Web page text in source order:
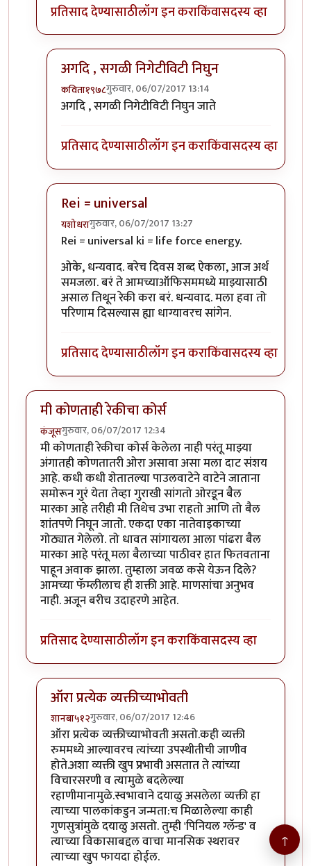
प्रतिसाद देण्यासाठीलॉग इन कराकिंवासदस्य व्हा
अगदि , सगळी निगेटीविटी निघुन
कविता१९७८गुरुवार, 06/07/2017 13:14
In reply toRei = universalbyशानबा५१२
अगदि , सगळी निगेटीविटी निघुन जाते
प्रतिसाद देण्यासाठीलॉग इन कराकिंवासदस्य व्हा
Rei = universal
यशोधरागुरुवार, 06/07/2017 13:27
In reply toRei = universalbyशानबा५१२
Rei = universal ki = life force energy.
ओके, धन्यवाद. बरेच दिवस शब्द ऐकला, आज अर्थ
समजला. बरं ते आमच्याऑफिसममध्ये माझ्यासाठी
असाल तिथून रेकी करा बरं. धन्यवाद. मला हवा तो
परिणाम दिसल्यास ह्या धाग्यावरच सांगेन.
प्रतिसाद देण्यासाठीलॉग इन कराकिंवासदस्य व्हा
मी कोणताही रेकीचा कोर्स
कंजूसगुरुवार, 06/07/2017 12:34
मी कोणताही रेकीचा कोर्स केलेला नाही परंतू माझ्या
अंगातही कोणतातरी ओरा असावा असा मला दाट संशय
आहे. कधी कधी शेतातल्या पाउलवाटेने वाटेने जाताना
समोरून गुरं येता तेव्हा गुराखी सांगतो ओरडून बैल
मारका आहे तरीही मी तिथेच उभा राहतो आणि तो बैल
शांतपणे निघून जातो. एकदा एका नातेवाइकाच्या
गोठ्यात गेलेलो. तो धावत सांगायला आला पांढरा बैल
मारका आहे परंतू मला बैलाच्या पाठीवर हात फितवताना
पाहून अवाक झाला. तुम्हाला जवळ कसे येऊन दिले?
आमच्या फॅम्लीलाच ही शक्ती आहे. माणसांचा अनुभव
नाही. अजून बरीच उदाहरणे आहेत.
प्रतिसाद देण्यासाठीलॉग इन कराकिंवासदस्य व्हा
ऑरा प्रत्येक व्यक्तीच्याभोवती
शानबा५१२गुरुवार, 06/07/2017 12:46
In reply toमी कोणताही रेकीचा कोर्सbyकंजूस
ऑरा प्रत्येक व्यक्तीच्याभोवती असतो.कही व्यक्ती
रुममध्ये आल्यावरच त्यांच्या उपस्थीतीची जाणीव
होते.अशा व्यक्ती खुप प्रभावी असतात ते त्यांच्या
विचारसरणी व त्यामुळे बदलेल्या
रहाणीमानामुळे.स्वभावाने दयाळु असलेला व्यक्ती हा
त्याच्या पालकांकडुन जन्मता:च मिळालेल्या काही
गुणसुत्रांमुळे दयाळु असतो. तुम्ही 'पिनियल ग्लॅन्ड' व
त्याच्या विकासाबद्दल वाचा मानसिक स्थरावर
त्याच्या खुप फायदा होईल.
↑